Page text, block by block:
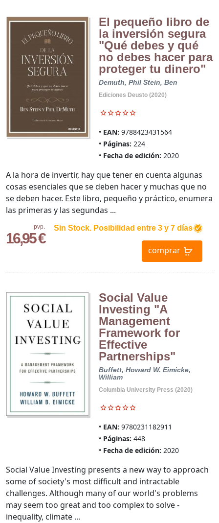
El pequeño libro de
la inversión segura
"Qué debes y qué
no debes hacer para
proteger tu dinero"
Demuth, Phil Stein, Ben
Ediciones Deusto (2020)
EAN: 9788423431564
Páginas: 224
Fecha de edición: 2020
pvp.
16,95 €
Sin Stock. Posibilidad entre 3 y 7 días
comprar
A la hora de invertir, hay que tener en cuenta algunas
cosas esenciales que se deben hacer y muchas que no
se deben hacer. Este libro, pequeño y práctico, enumera
las primeras y las segundas ...
Social Value
Investing "A
Management
Framework for
Effective
Partnerships"
Buffett, Howard W. Eimicke,
William
Columbia University Press (2020)
EAN: 9780231182911
Páginas: 448
Fecha de edición: 2020
Social Value Investing presents a new way to approach
some of society's most difficult and intractable
challenges. Although many of our world's problems
may seem too great and too complex to solve -
inequality, climate ...